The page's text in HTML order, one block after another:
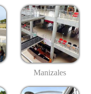
Manizales